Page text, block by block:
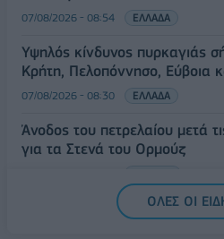
07/08/2026 - 08:54 ΕΛΛΑΔΑ
Υψηλός κίνδυνος πυρκαγιάς
Κρήτη, Πελοπόννησο, Εύβοια
07/08/2026 - 08:30 ΕΛΛΑΔΑ
Άνοδος του πετρελαίου μετά
για τα Στενά του Ορμούζ
ΟΛΕΣ ΟΙ